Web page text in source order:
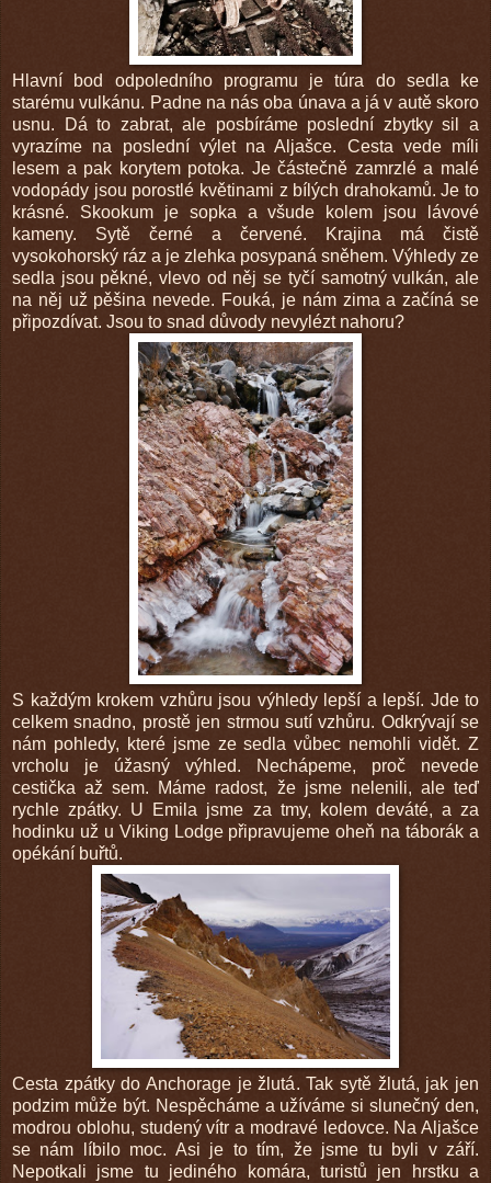
Hlavní bod odpoledního programu je túra do sedla ke
starému vulkánu. Padne na nás oba únava a já v autě skoro
usnu. Dá to zabrat, ale posbíráme poslední zbytky sil a
vyrazíme na poslední výlet na Aljašce. Cesta vede míli
lesem a pak korytem potoka. Je částečně zamrzlé a malé
vodopády jsou porostlé květinami z bílých drahokamů. Je to
krásné. Skookum je sopka a všude kolem jsou lávové
kameny. Sytě černé a červené. Krajina má čistě
vysokohorský ráz a je zlehka posypaná sněhem. Výhledy ze
sedla jsou pěkné, vlevo od něj se tyčí samotný vulkán, ale
na něj už pěšina nevede. Fouká, je nám zima a začíná se
připozdívat. Jsou to snad důvody nevylézt nahoru?
S každým krokem vzhůru jsou výhledy lepší a lepší. Jde to
celkem snadno, prostě jen strmou sutí vzhůru. Odkrývají se
nám pohledy, které jsme ze sedla vůbec nemohli vidět. Z
vrcholu je úžasný výhled. Nechápeme, proč nevede
cestička až sem. Máme radost, že jsme nelenili, ale teď
rychle zpátky. U Emila jsme za tmy, kolem deváté, a za
hodinku už u Viking Lodge připravujeme oheň na táborák a
opékání buřtů.
Cesta zpátky do Anchorage je žlutá. Tak sytě žlutá, jak jen
podzim může být. Nespěcháme a užíváme si slunečný den,
modrou oblohu, studený vítr a modravé ledovce. Na Aljašce
se nám líbilo moc. Asi je to tím, že jsme tu byli v září.
Nepotkali jsme tu jediného komára, turistů jen hrstku a